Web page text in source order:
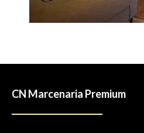
CN Marcenaria Premium